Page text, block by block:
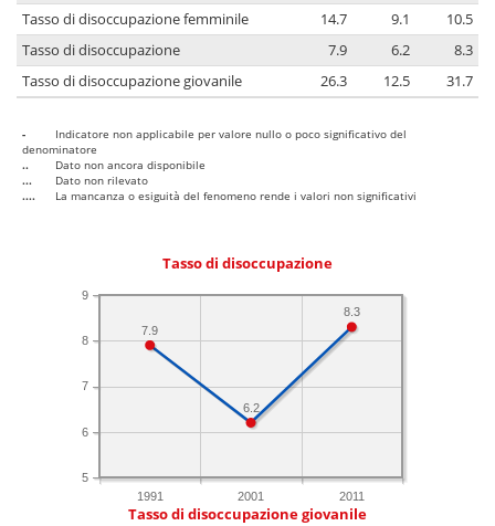
Tasso di disoccupazione femminile
14.7 9.1
10.5
Tasso di disoccupazione
7.9 6.2
8.3
Tasso di disoccupazione giovanile
26.3 12.5 31.7
-
Indicatore non applicabile per valore nullo o poco significativo del
denominatore
..
Dato non ancora disponibile
...
Dato non rilevato
....
La mancanza o esiguità del fenomeno rende i valori non significativi
Tasso di disoccupazione
1991 2001 2011
5
6
7
8
9
8.3
6.2
7.9
Tasso di disoccupazione giovanile